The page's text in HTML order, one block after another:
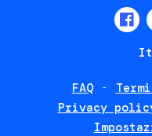
FAQ
Privacy